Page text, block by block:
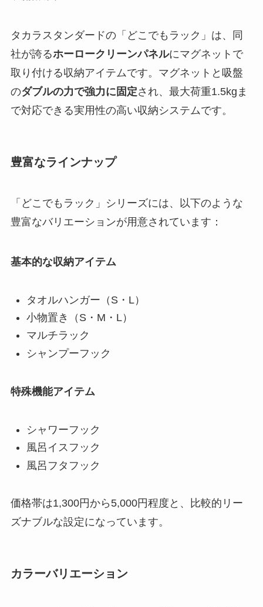
タカラスタンダードの「どこでもラック」は、同
社が誇るホーロークリーンパネルにマグネットで
取り付ける収納アイテムです。マグネットと吸盤
のダブルの力で強力に固定され、最大荷重1.5kgま
で対応できる実用性の高い収納システムです。
豊富なラインナップ
「どこでもラック」シリーズには、以下のような
豊富なバリエーションが用意されています：
基本的な収納アイテム
タオルハンガー（S・L）
小物置き（S・M・L）
マルチラック
シャンプーフック
特殊機能アイテム
シャワーフック
風呂イスフック
風呂フタフック
価格帯は1,300円から5,000円程度と、比較的リー
ズナブルな設定になっています。
カラーバリエーション